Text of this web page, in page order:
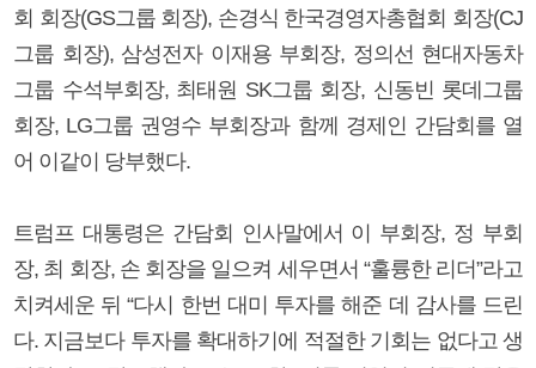
회 회장(GS그룹 회장), 손경식 한국경영자총협회 회장(CJ
그룹 회장), 삼성전자 이재용 부회장, 정의선 현대자동차
그룹 수석부회장, 최태원 SK그룹 회장, 신동빈 롯데그룹
회장, LG그룹 권영수 부회장과 함께 경제인 간담회를 열
어 이같이 당부했다.
트럼프 대통령은 간담회 인사말에서 이 부회장, 정 부회
장, 최 회장, 손 회장을 일으켜 세우면서 “훌륭한 리더”라고
치켜세운 뒤 “다시 한번 대미 투자를 해준 데 감사를 드린
다. 지금보다 투자를 확대하기에 적절한 기회는 없다고 생